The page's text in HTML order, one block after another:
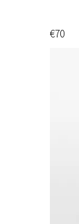
€70